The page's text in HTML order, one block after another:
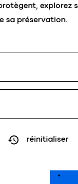
explorez
sa préservation.
réinitialiser